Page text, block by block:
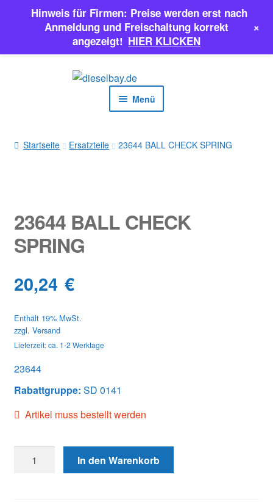
Menü
SALE
Classic Parts
Startseite Ersatzteile 23644 BALL CHECK SPRING
23644 BALL CHECK
SPRING
20,24 €
Enthält 19% MwSt.
zzgl. Versand
Lieferzeit: ca. 1-2 Werktage
23644
Rabattgruppe: SD 0141
Artikel muss bestellt werden
BALL
In den Warenkorb
Hinweis für Firmen: Preise werden erst nach
Anmeldung und Freischaltung korrekt
angezeigt! HIER KLICKEN
+